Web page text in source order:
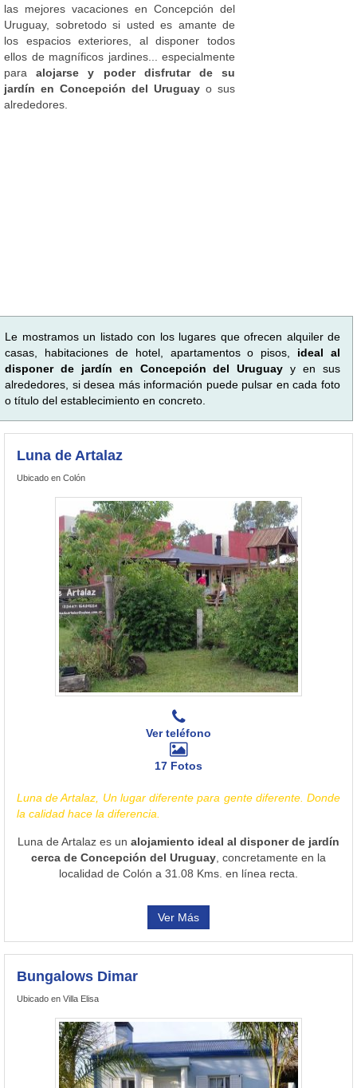
las mejores vacaciones en Concepción del
Uruguay, sobretodo si usted es amante de
los espacios exteriores, al disponer todos
ellos de magníficos jardines... especialmente
paraalojarse y poder disfrutar de su
jardín en Concepción del Uruguay o sus
alrededores.
Le mostramos un listado con los lugares que ofrecen alquiler de
casas, habitaciones de hotel, apartamentos o pisos, ideal al
disponer de jardín en Concepción del Uruguay y en sus
alrededores, si desea más información puede pulsar en cada foto
o título del establecimiento en concreto.
Luna de Artalaz
Ubicado en Colón
Ver teléfono
17 Fotos
Luna de Artalaz, Un lugar diferente para gente diferente. Donde
la calidad hace la diferencia.
Luna de Artalaz es un alojamiento ideal al disponer de jardín
cerca de Concepción del Uruguay , concretamente en la
localidad de Colón a 31.08 Kms. en línea recta.
Ver Más
Bungalows Dimar
Ubicado en Villa Elisa